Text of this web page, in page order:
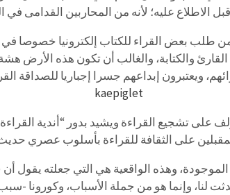
قبل الاطلاع عليه؛ لأنه من المحاربين القدامى في
بعض القراء للكتاب إلكترونيا خصوصا في
والكتابة، والغالب أن تكون هذه الأرض
ويعتبرون إبداعهم جسرا إجباريا للصداقة
kaepiglet
على تشجيع القراءة ويشيد بدور “أندية
على الثقافة للقراءة بأسلوب عصري
وهذه الواقعية هي التي جعلته يقول
لنا، وإنما هو من جملة الأسباب، وكورونا -